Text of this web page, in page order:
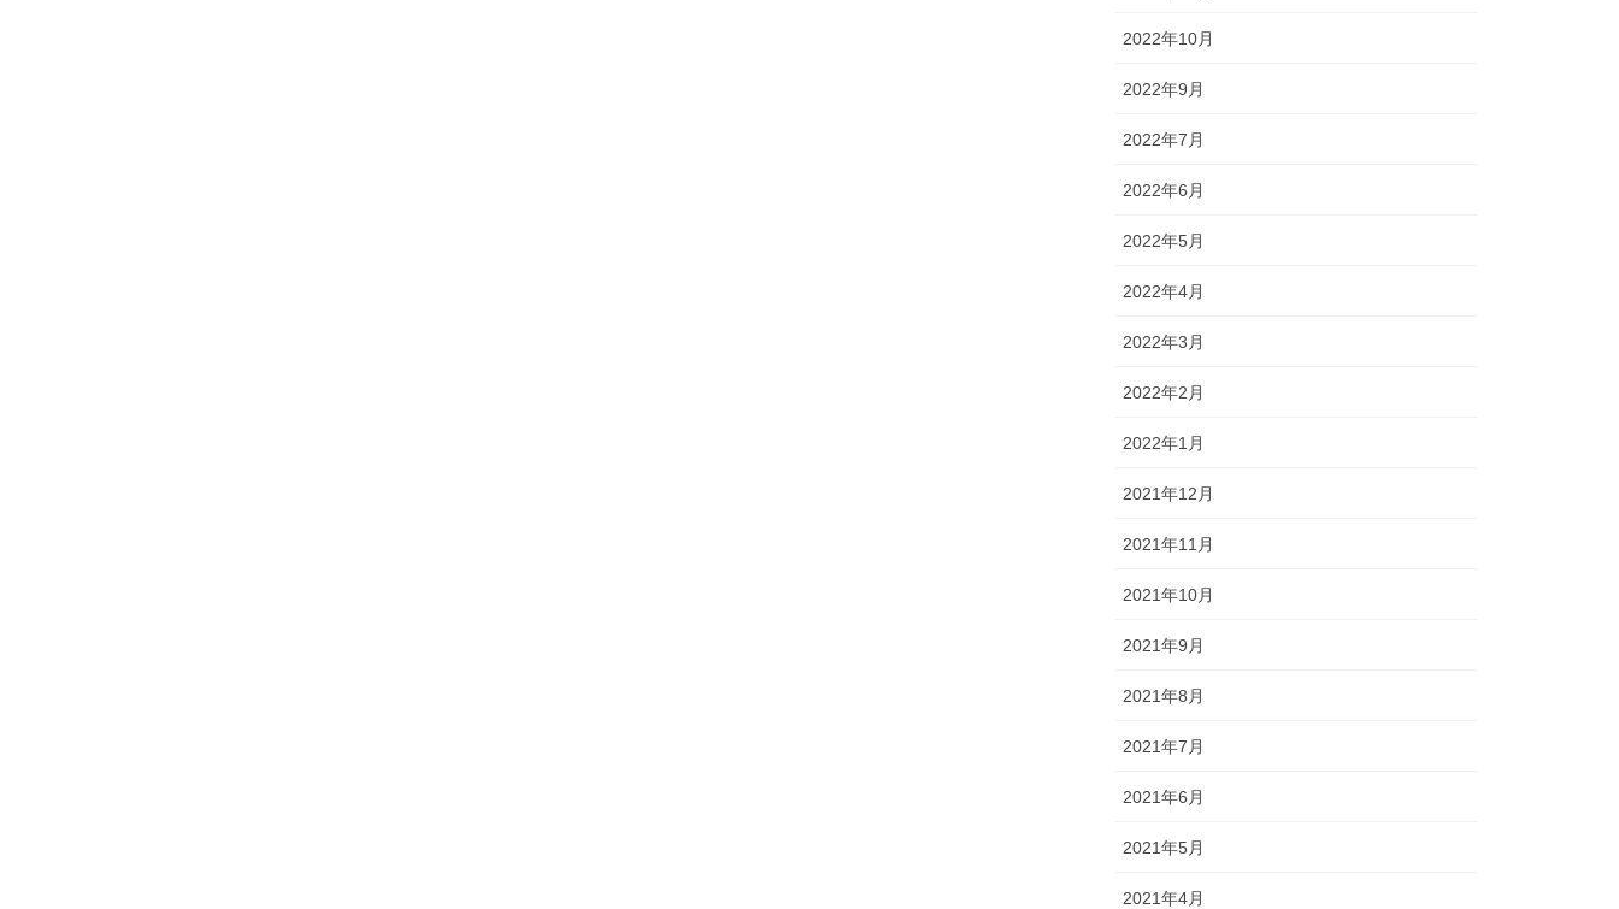
2022年10月
2022年9月
2022年7月
2022年6月
2022年5月
2022年4月
2022年3月
2022年2月
2022年1月
2021年12月
2021年11月
2021年10月
2021年9月
2021年8月
2021年7月
2021年6月
2021年5月
2021年4月